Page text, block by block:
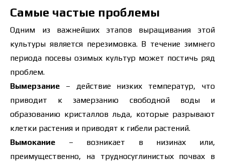
Самые частые проблемы
Одним из важнейших этапов выращивания этой
культуры является перезимовка. В течение зимнего
периода посевы озимых культур может постичь ряд
проблем.
Вымерзание – действие низких температур, что
приводит к замерзанию свободной воды и
образованию кристаллов льда, которые разрывают
клетки растения и приводят к гибели растений.
Вымокание – возникает в низинах или,
преимущественно, на трудносуглинистых почвах в